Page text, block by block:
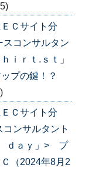
Ｃサイト分
コンサルタン
ｉｒｔ.ｓｔ」
プの鍵！？
Ｃサイト分
ンサルタント
ｄａｙ」> プ
（2024年8月2